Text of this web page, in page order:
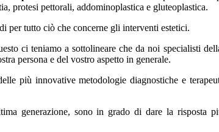
protesi pettorali, addominoplastica e gluteoplastica.
per tutto ciò che concerne gli interventi estetici.
ci teniamo a sottolineare che da noi specialisti
persona e del vostro aspetto in generale.
più innovative metodologie diagnostiche e
generazione, sono in grado di dare la risposta